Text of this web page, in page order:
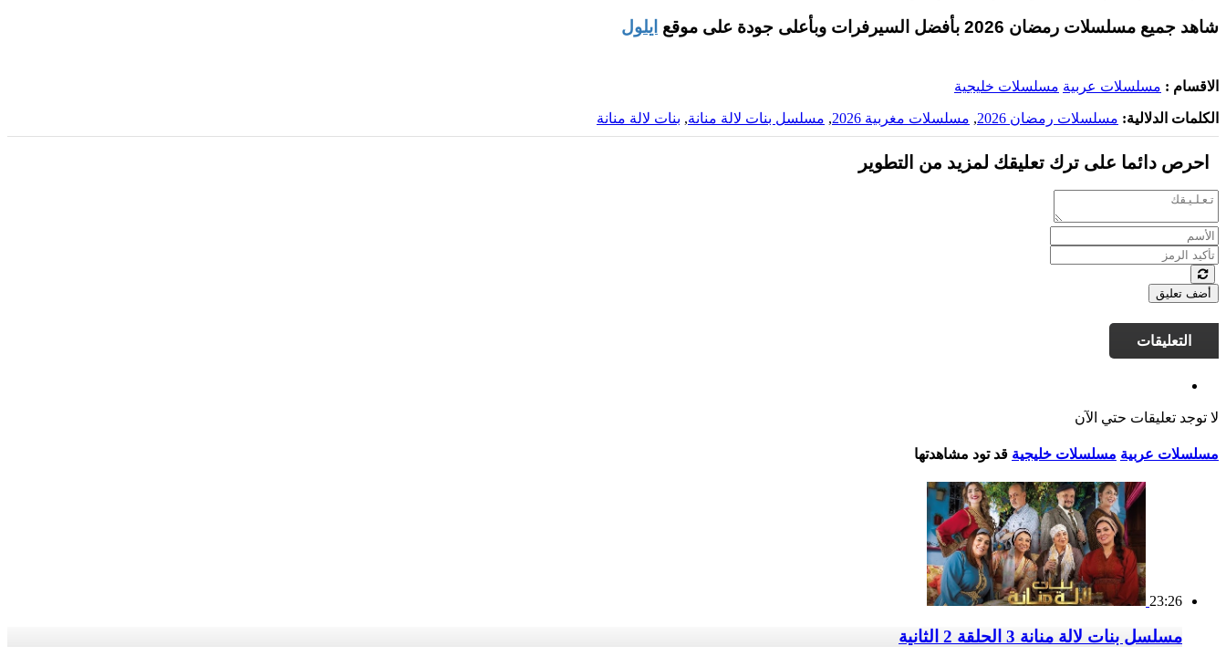
شاهد جميع مسلسلات رمضان 2026 بأفضل السيرفرات وبأعلى جودة على موقع
ايلول
الاقسام : مسلسلات عربية مسلسلات خليجية
الكلمات الدلالية: مسلسلات رمضان 2026 , مسلسلات مغربية 2026 , مسلسل بنات لالة منانة, بنات لالة منانة
احرص دائما على ترك تعليقك لمزيد من التطوير
أضف تعليق
التعليقات
لا توجد تعليقات حتي الآن
مسلسلات عربية مسلسلات خليجية قد تود مشاهدتها
23:26
مسلسل بنات لالة منانة 3 الحلقة 2 الثانية